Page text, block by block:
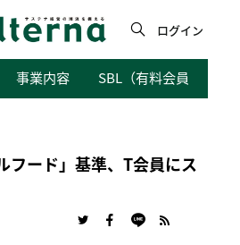
ログイン
事業内容 SBL（有料会員向けサ
フード」基準、T会員にス